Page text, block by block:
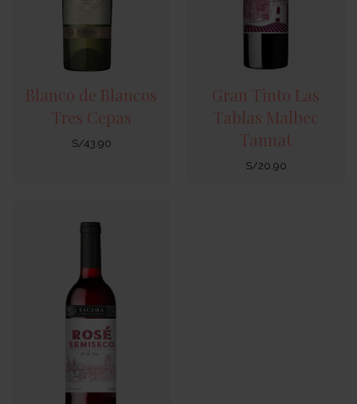
Blanco de Blancos
Tres Cepas
S/43.90
Gran Tinto Las
Tablas Malbec
Tannat
S/20.90